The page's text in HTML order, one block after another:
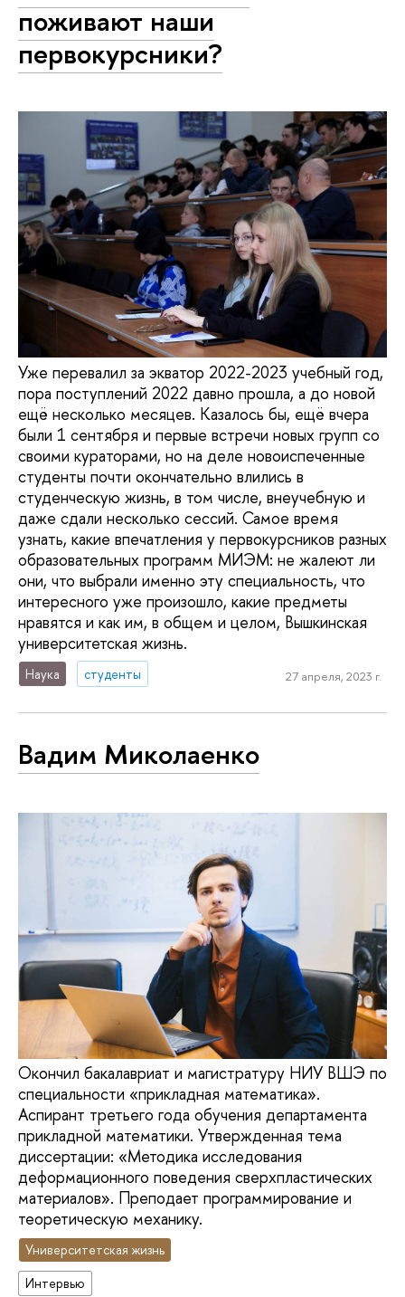
поживают наши
первокурсники?
Уже перевалил за экватор 2022-2023 учебный год,
пора поступлений 2022 давно прошла, а до новой
ещё несколько месяцев. Казалось бы, ещё вчера
были 1 сентября и первые встречи новых групп со
своими кураторами, но на деле новоиспеченные
студенты почти окончательно влились в
студенческую жизнь, в том числе, внеучебную и
даже сдали несколько сессий. Самое время
узнать, какие впечатления у первокурсников разных
образовательных программ МИЭМ: не жалеют ли
они, что выбрали именно эту специальность, что
интересного уже произошло, какие предметы
нравятся и как им, в общем и целом, Вышкинская
университетская жизнь.
Наука студенты 27 апреля, 2023 г.
Вадим Миколаенко
Окончил бакалавриат и магистратуру НИУ ВШЭ по
специальности «прикладная математика».
Аспирант третьего года обучения департамента
прикладной математики. Утвержденная тема
диссертации: «Методика исследования
деформационного поведения сверхпластических
материалов». Преподает программирование и
теоретическую механику.
Университетская жизнь
Интервью